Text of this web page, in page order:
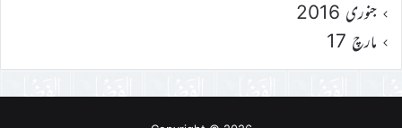
جنوری 2016
مارچ 17